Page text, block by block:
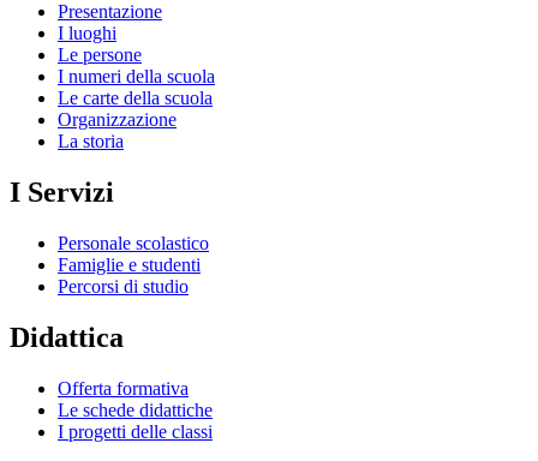
Presentazione
I luoghi
Le persone
I numeri della scuola
Le carte della scuola
Organizzazione
La storia
I Servizi
Personale scolastico
Famiglie e studenti
Percorsi di studio
Didattica
Offerta formativa
Le schede didattiche
I progetti delle classi